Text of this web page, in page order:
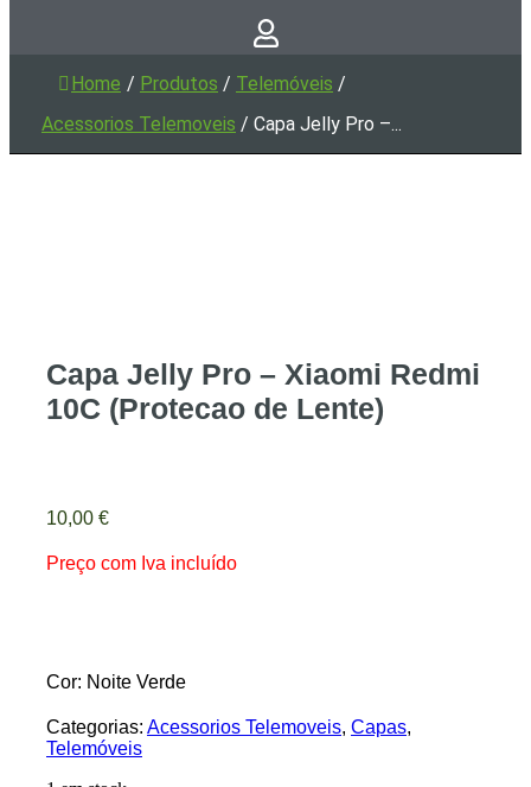
Home / Produtos / Telemóveis /
Acessorios Telemoveis / Capa Jelly Pro –...
Capa Jelly Pro – Xiaomi Redmi
10C (Protecao de Lente)
10,00 €
Preço com Iva incluído
Cor: Noite Verde
Categorias: Acessorios Telemoveis, Capas,
Telemóveis